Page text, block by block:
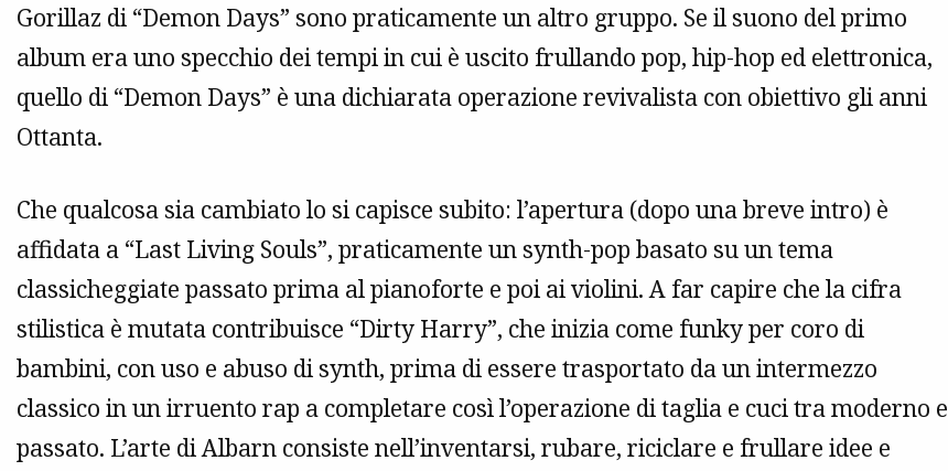
Gorillaz di “Demon Days” sono praticamente un altro gruppo. Se il suono del primo
album era uno specchio dei tempi in cui è uscito frullando pop, hip-hop ed elettronica,
quello di “Demon Days” è una dichiarata operazione revivalista con obiettivo gli anni
Ottanta.
Che qualcosa sia cambiato lo si capisce subito: l’apertura (dopo una breve intro) è
affidata a “Last Living Souls”, praticamente un synth-pop basato su un tema
classicheggiate passato prima al pianoforte e poi ai violini. A far capire che la cifra
stilistica è mutata contribuisce “Dirty Harry”, che inizia come funky per coro di
bambini, con uso e abuso di synth, prima di essere trasportato da un intermezzo
classico in un irruento rap a completare così l’operazione di taglia e cuci tra moderno e
passato. L’arte di Albarn consiste nell’inventarsi, rubare, riciclare e frullare idee e